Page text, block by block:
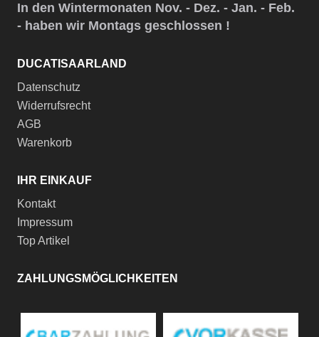
In den Wintermonaten Nov. - Dez. - Jan. - Feb.
- haben wir Montags geschlossen !
DUCATISAARLAND
Datenschutz
Widerrufsrecht
AGB
Warenkorb
IHR EINKAUF
Kontakt
Impressum
Top Artikel
ZAHLUNGSMÖGLICHKEITEN